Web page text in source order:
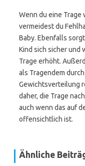
Wenn du eine Trage
vermeidest du
Baby. Ebenfalls
Kind sich sicher und
Trage erhöht.
als Tragendem
Gewichtsverteilung
daher, die Trage
auch wenn das auf
offensichtlich ist.
Ähnliche